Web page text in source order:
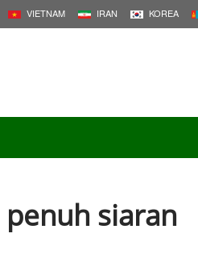
VIETNAM IRAN KOREA
siaran